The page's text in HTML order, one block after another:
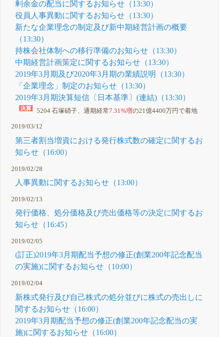
剰余金の配当に関するお知らせ（13:30）
役員人事異動に関するお知らせ（13:30）
新たな企業理念の制定及び新中期経営計画の概要
（13:30）
持株会社体制への移行準備のお知らせ（13:30）
中期経営計画策定に関するお知らせ（13:30）
2019年3月期及び2020年3月期の業績説明（13:30）
「企業理念」制定のお知らせ（13:30）
2019年3月期決算短信〔日本基準〕(連結)（13:30）
5204 石塚硝子、通期経常7.31%増の21億4400万円で着地
2019/03/12
第三者割当増資における発行株式数の確定に関するお
知らせ（16:00）
2019/02/28
人事異動に関するお知らせ（13:00）
2019/02/13
発行価格、処分価格及び売出価格等の決定に関するお
知らせ（16:45）
2019/02/05
(訂正)2019年3月期配当予想の修正(創業200年記念配当
の実施)に関するお知らせ（10:00）
2019/02/04
新株式発行及び自己株式の処分並びに株式の売出しに
関するお知らせ（16:00）
2019年3月期配当予想の修正(創業200年記念配当の実
施)に関するお知らせ（16:00）